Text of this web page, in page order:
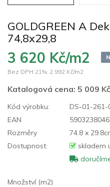
GOLDGREEN A
74,8x29,8
3 620 Kč/m2
Bez DPH 21%: 2 992 Kč/m2
Katalogová cena: 5 009
Kód výrobku:
DS-01-261-
EAN
Rozměry
74.8 x
Dostupnost:
skladem
Množství (m2)